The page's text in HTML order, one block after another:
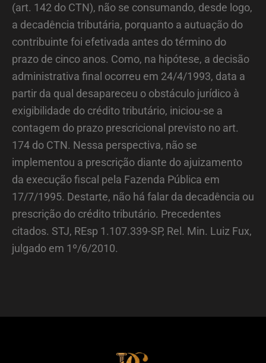
(art. 142 do CTN), não se consumando, desde logo,
a decadência tributária, porquanto a autuação do
contribuinte foi efetivada antes do término do
prazo de cinco anos. Como, na hipótese, a decisão
administrativa final ocorreu em 24/4/1993, data a
partir da qual desapareceu o obstáculo jurídico à
exigibilidade do crédito tributário, iniciou-se a
contagem do prazo prescricional previsto no art.
174 do CTN. Nessa perspectiva, não se
implementou a prescrição diante do ajuizamento
da execução fiscal pela Fazenda Pública em
17/7/1995. Destarte, não há falar da decadência ou
prescrição do crédito tributário. Precedentes
citados. STJ, REsp 1.107.339-SP, Rel. Min. Luiz Fux,
julgado em 1º/6/2010.